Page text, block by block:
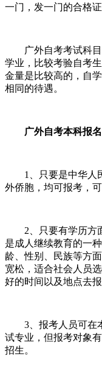
一门，发一门的合格
广外自考考试科
学业，比较考验自考
金量是比较高的，自
相同的待遇。
广外自考本科报
1 只要是中华人
外侨胞，均可报考 ，
2 、只要有学历
是成人继续教育的一
龄、性别、民族等方
宽松，适合社会人员
好的时间以及地点去报
3 、报考人员可
试专业，但报考对象
招生。